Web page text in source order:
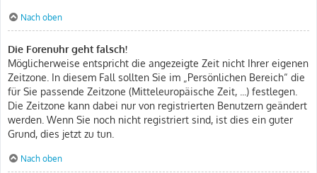
Nach oben
Die Forenuhr geht falsch!
Möglicherweise entspricht die angezeigte Zeit nicht Ihrer eigenen
Zeitzone. In diesem Fall sollten Sie im „Persönlichen Bereich“ die
für Sie passende Zeitzone (Mitteleuropäische Zeit, ...) festlegen.
Die Zeitzone kann dabei nur von registrierten Benutzern geändert
werden. Wenn Sie noch nicht registriert sind, ist dies ein guter
Grund, dies jetzt zu tun.
Nach oben